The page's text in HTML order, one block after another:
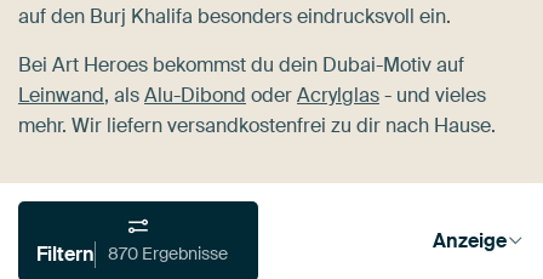
auf den Burj Khalifa besonders eindrucksvoll ein.
Bei Art Heroes bekommst du dein Dubai-Motiv auf
Leinwand, alsAlu-Dibond oderAcrylglas- und vieles
mehr. Wir liefern versandkostenfrei zu dir nach Hause.
Filtern 870 Ergebnisse Anzeige